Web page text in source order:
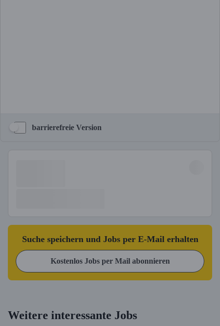
barrierefreie Version
Suche speichern und Jobs per E-Mail erhalten
Kostenlos Jobs per Mail abonnieren
Weitere interessante Jobs